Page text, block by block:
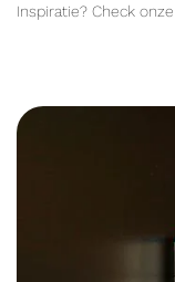
Inspiratie? Check onze